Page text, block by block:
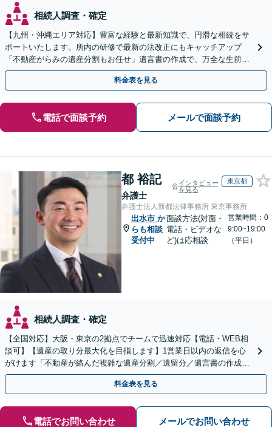
相続人調査・確定
【九州・沖縄エリア対応】豊富な経験と最新知識で、円滑な相続をサ
ポートいたします。所内の研修で最新の法改正にもキャッチアップ
「不動産がらみの遺産分割もお任せ」遺言書の作成で、万全な生前対
策をおこないましょう【夜間・休日面談可】
料金表を見る
電話で面談予約 メールで面談予約
都 裕記
弁護士
インタビュー
を見る
東京都
弁護士法人新都法律事務所 東京事務所
出水市 か
らも相談
受付中
面談方法(対面・
電話・ビデオな
ど)は応相談
営業時間：0
9:00~19:00
（平日）
相続人調査・確定
【全国対応】大阪・東京の2拠点でチームで迅速対応【電話・WEB相
談可】【遺産の取り分最大化を目指します】1営業日以内の返信を心
がけます「不動産が絡んだ複雑な遺産分割／遺留分／遺言書の作成・
執行／事業承継など、お任せください」【休日相談あり】
料金表を見る
電話でお問い合わせ メールでお問い合わせ